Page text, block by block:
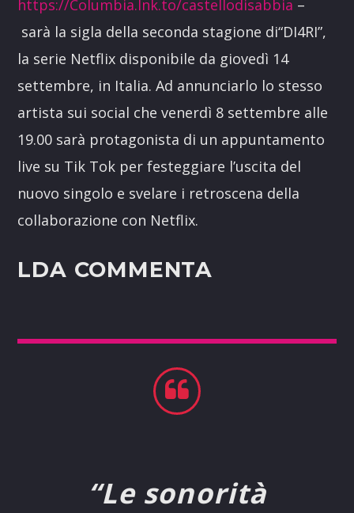
https://Columbia.lnk.to/castellodisabbia –
sarà la sigla della seconda stagione di“DI4RI”,
la serie Netflix disponibile da giovedì 14
settembre, in Italia. Ad annunciarlo lo stesso
artista sui social che venerdì 8 settembre alle
19.00 sarà protagonista di un appuntamento
live su Tik Tok per festeggiare l’uscita del
nuovo singolo e svelare i retroscena della
collaborazione con Netflix.
LDA COMMENTA
“Le sonorità